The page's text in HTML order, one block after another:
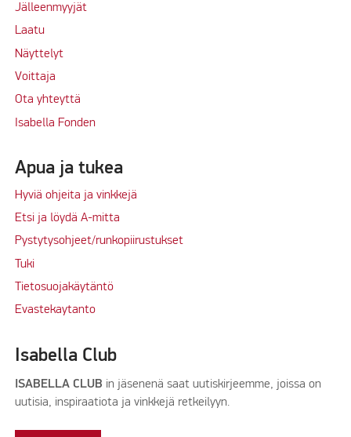
Jälleenmyyjät
Laatu
Näyttelyt
Voittaja
Ota yhteyttä
Isabella Fonden
Apua ja tukea
Hyviä ohjeita ja vinkkejä
Etsi ja löydä A-mitta
Pystytysohjeet/runkopiirustukset
Tuki
Tietosuojakäytäntö
Evastekaytanto
Isabella Club
ISABELLA CLUB in jäsenenä saat uutiskirjeemme, joissa on
uutisia, inspiraatiota ja vinkkejä retkeilyyn.